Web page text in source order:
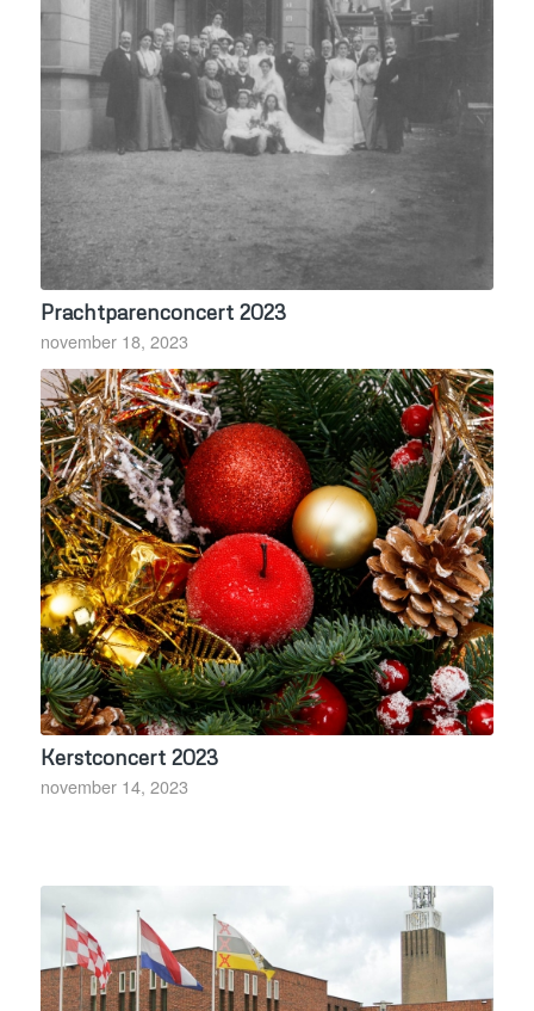
Prachtparenconcert 2023
november 18, 2023
Kerstconcert 2023
november 14, 2023